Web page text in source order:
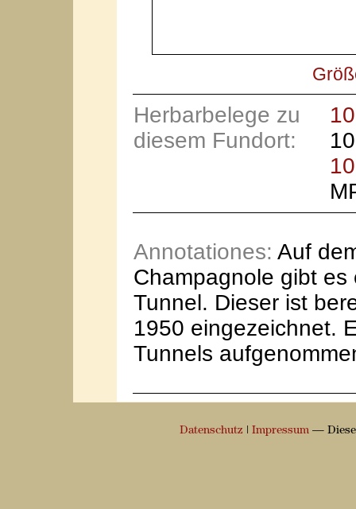
Herbarbelege zu
diesem Fundort:
Annotationes: Auf
Champagnole gibt
Tunnel. Dieser ist
1950 eingezeichnet.
Tunnels
Datenschutz Impressum— Diese